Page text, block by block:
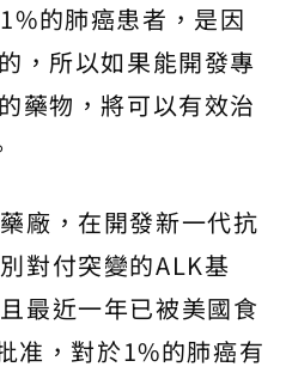
的肺癌患者，是因
，所以如果能開發專
藥物，將可以有效治
廠，在開發新一代抗
對付突變的ALK基
最近一年已被美國食
准，對於1%的肺癌有